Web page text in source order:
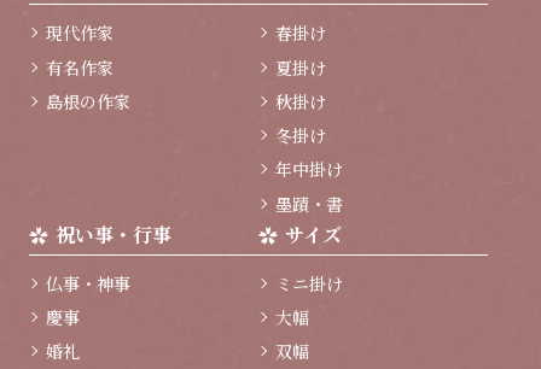
現代作家
有名作家
島根の作家
春掛け
夏掛け
秋掛け
冬掛け
年中掛け
墨蹟・書
祝い事・行事
仏事・神事
慶事
婚礼
サイズ
ミニ掛け
大幅
双幅